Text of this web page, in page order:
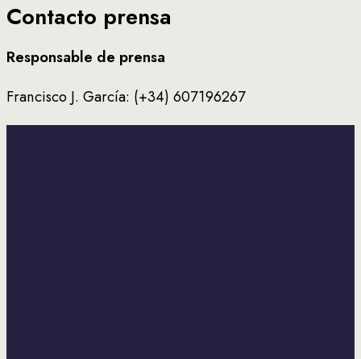
Contacto prensa
Responsable de prensa
Francisco J. García: (+34) 607196267